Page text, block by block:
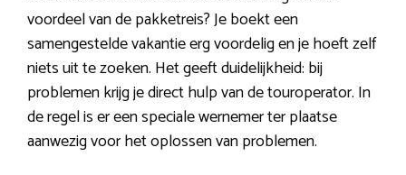
voordeel van de pakketreis? Je boekt een
samengestelde vakantie erg voordelig en je hoeft zelf
niets uit te zoeken. Het geeft duidelijkheid: bij
problemen krijg je direct hulp van de touroperator. In
de regel is er een speciale wernemer ter plaatse
aanwezig voor het oplossen van problemen.